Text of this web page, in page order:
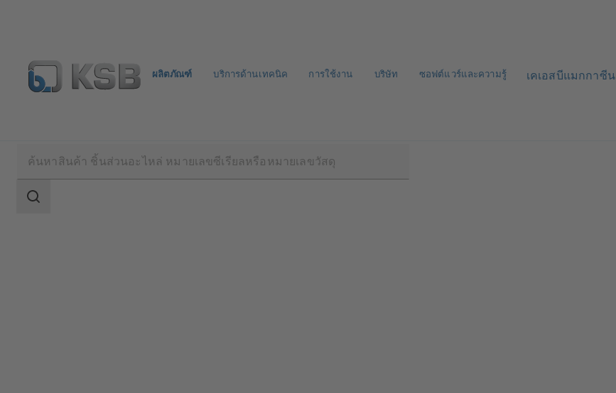
ผลิตภัณฑ์ บริการด้านเทคนิค การใช้งาน บริษัท ซอฟต์แวร์และความรู้ เคเอสบีแมกกาซีน
การ
ขอบเขต